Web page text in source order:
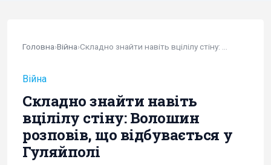
Головна›Війна›
Війна
Складно знайти навіть
вцілілу стіну: Волошин
розповів, що відбувається у
Гуляйполі